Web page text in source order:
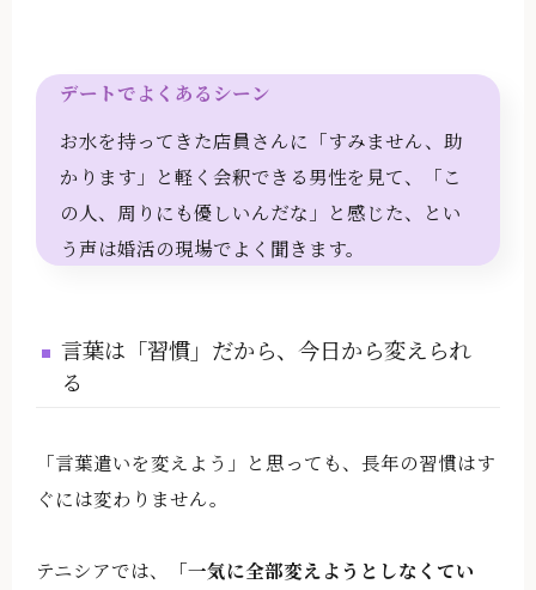
デートでよくあるシーン
お水を持ってきた店員さんに「すみません、助
かります」と軽く会釈できる男性を見て、「こ
の人、周りにも優しいんだな」と感じた、とい
う声は婚活の現場でよく聞きます。
言葉は「習慣」だから、今日から変えられ
る
「言葉遣いを変えよう」と思っても、長年の習慣はす
ぐには変わりません。
テニシアでは、
「一気に全部変えようとしなくてい